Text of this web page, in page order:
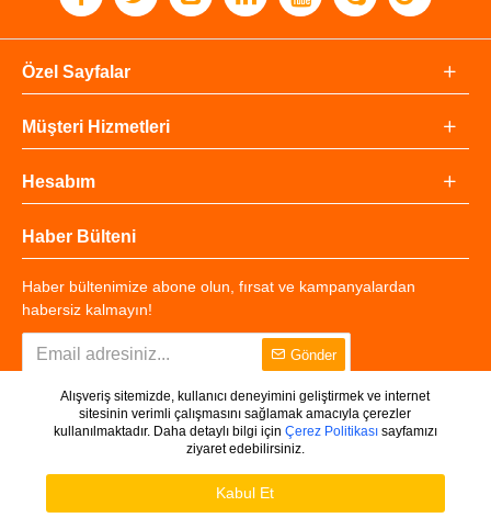
Özel Sayfalar
Müşteri Hizmetleri
Hesabım
Haber Bülteni
Haber bültenimize abone olun, fırsat ve kampanyalardan
habersiz kalmayın!
Gönder
Copyright © 2025 - Tüm Hakları Saklıdır.
Alışveriş sitemizde, kullanıcı deneyimini geliştirmek ve internet
sitesinin verimli çalışmasını sağlamak amacıyla çerezler
kullanılmaktadır. Daha detaylı bilgi için Çerez Politikasısayfamızı
ziyaret edebilirsiniz.
Kabul Et
Ürünleri Filtrele